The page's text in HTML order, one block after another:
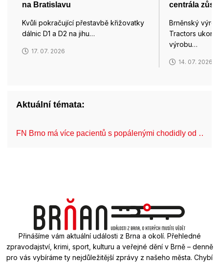
na Bratislavu
Kvůli pokračující přestavbě křižovatky
dálnic D1 a D2 na jihu…
17. 07. 2026
centrála
Brněnský
Tractors
výrobu…
14. 07. 2026
Aktuální témata:
FN Brno má více pacientů s popálenými chodidly od …
Přinášíme vám aktuální události z Brna a okolí. Přehledné
zpravodajství, krimi, sport, kulturu a veřejné dění v Brně – denně
pro vás vybíráme ty nejdůležitější zprávy z našeho města. Chybí